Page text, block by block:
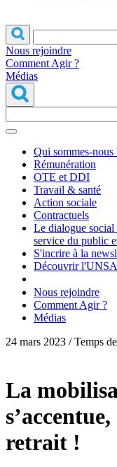
Nous rejoindre
Comment Agir ?
Médias
Qui sommes-nous
Rémunération
OTE et DDI
Travail & santé
Action sociale
Contractuels
Le dialogue
service du public
S'incrire à la
Découvrir l'UNSA
Nous rejoindre
Comment Agir ?
Médias
24 mars 2023 / Temps
La
retrait !